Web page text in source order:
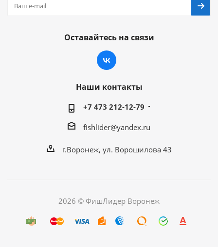
Оставайтесь на связи
Наши контакты
+7 473 212-12-79
fishlider@yandex.ru
г.Воронеж, ул. Ворошилова 43
2026 © ФишЛидер Воронеж